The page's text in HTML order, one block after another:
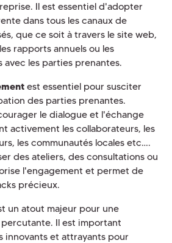
Il est essentiel d'adopter
dans tous les canaux de
que ce soit à travers le site web,
rapports annuels ou les
les parties prenantes.
est essentiel pour susciter
des parties prenantes.
le dialogue et l'échange
activement les collaborateurs, les
les communautés locales etc….
des ateliers, des consultations ou
l'engagement et permet de
précieux.
un atout majeur pour une
percutante. Il est important
innovants et attrayants pour